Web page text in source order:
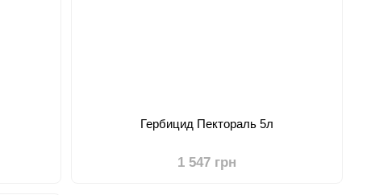
Гербицид Пектораль 5л
1 547 грн